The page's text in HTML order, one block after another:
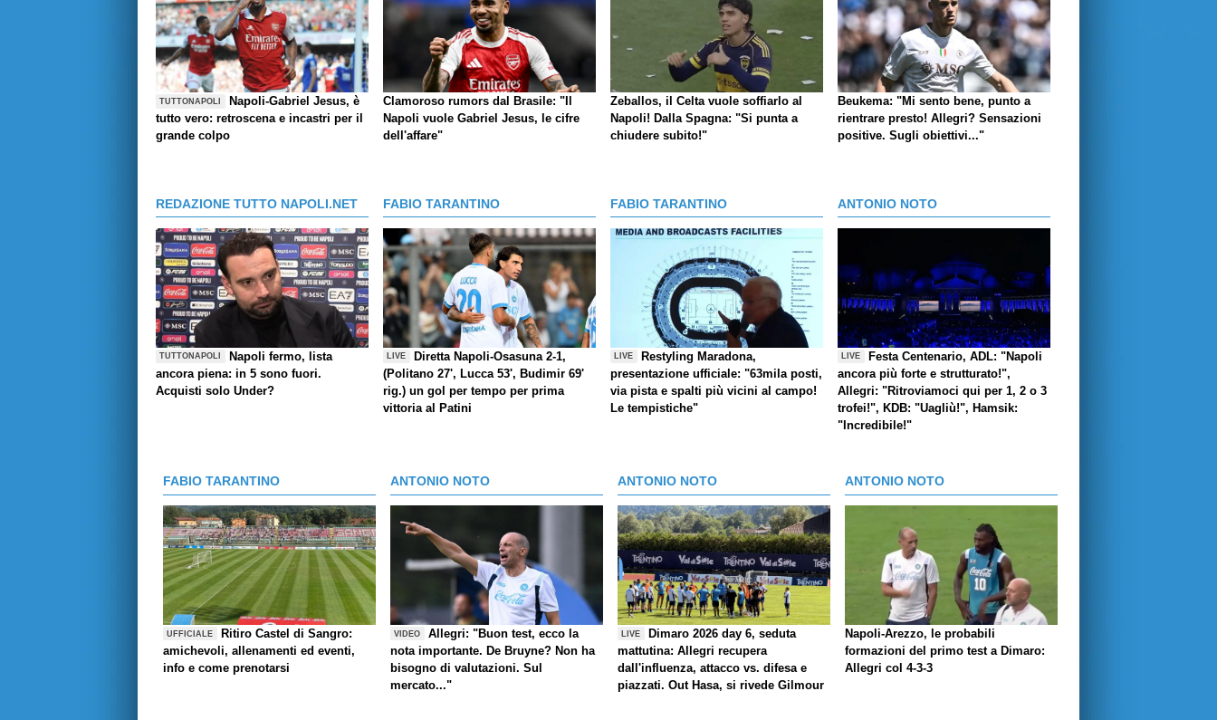
TUTTONAPOLI
Napoli-Gabriel Jesus, è
tutto vero: retroscena e incastri per il
grande colpo
Clamoroso rumors dal Brasile: "Il
Napoli vuole Gabriel Jesus, le cifre
dell'affare"
Zeballos, il Celta vuole soffiarlo al
Napoli! Dalla Spagna: "Si punta a
chiudere subito!"
Beukema: "Mi sento bene, punto a
rientrare presto! Allegri? Sensazioni
positive. Sugli obiettivi..."
REDAZIONE TUTTO NAPOLI.NET
TUTTONAPOLI
Napoli fermo, lista
ancora piena: in 5 sono fuori.
Acquisti solo Under?
FABIO TARANTINO
LIVE
Diretta Napoli-Osasuna 2-1,
(Politano 27', Lucca 53', Budimir 69'
rig.) un gol per tempo per prima
vittoria al Patini
FABIO TARANTINO
LIVE
Restyling Maradona,
presentazione ufficiale: "63mila posti,
via pista e spalti più vicini al campo!
Le tempistiche"
ANTONIO NOTO
LIVE
Festa Centenario, ADL: "Napoli
ancora più forte e strutturato!",
Allegri: "Ritroviamoci qui per 1, 2 o 3
trofei!", KDB: "Uagliù!", Hamsik:
"Incredibile!"
FABIO TARANTINO
UFFICIALE
Ritiro Castel di Sangro:
amichevoli, allenamenti ed eventi,
info e come prenotarsi
ANTONIO NOTO
VIDEO
Allegri: "Buon test, ecco la
nota importante. De Bruyne? Non ha
bisogno di valutazioni. Sul
mercato..."
ANTONIO NOTO
LIVE
Dimaro 2026 day 6, seduta
mattutina: Allegri recupera
dall'influenza, attacco vs. difesa e
piazzati. Out Hasa, si rivede Gilmour
ANTONIO NOTO
Napoli-Arezzo, le probabili
formazioni del primo test a Dimaro:
Allegri col 4-3-3